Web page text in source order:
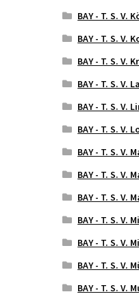
BAY - T. S. V.
BAY - T. S. V.
BAY - T. S. V.
BAY - T. S. V.
BAY - T. S. V.
BAY - T. S. V.
BAY - T. S. V.
BAY - T. S. V.
BAY - T. S. V.
BAY - T. S. V.
BAY - T. S. V.
BAY - T. S. V.
BAY - T. S. V.